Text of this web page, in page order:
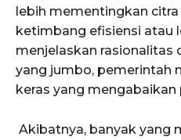
lebih mementingkan
ketimbang efisiensi atau
menjelaskan rasionalitas
yang jumbo, pemerintah
keras yang
Akibatnya, banyak yang